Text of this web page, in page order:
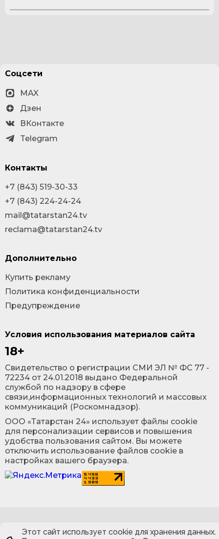
Условия использования материалов сайта
18+
Cвидетельство о регистрации СМИ ЭЛ № ФС 77 -
72234 от 24.01.2018 выдано Федеральной
службой по надзору в сфере
связи,информационных технологий и массовых
коммуникаций (Роскомнадзор).
ООО «Татарстан 24» использует файлы cookie
для персонализации сервисов и повышения
удобства пользования сайтом. Вы можете
отключить использование файлов cookie в
настройках вашего браузера.
Соцсети
MAX
Дзен
ВКонтакте
Telegram
Контакты
+7 (843) 519-30-33
+7 (843) 224-24-24
mail@tatarstan24.tv
reclama@tatarstan24.tv
Дополнительно
Купить рекламу
Политика конфиденциальности
Предупреждение
Этот сайт использует cookie для хранения данных.